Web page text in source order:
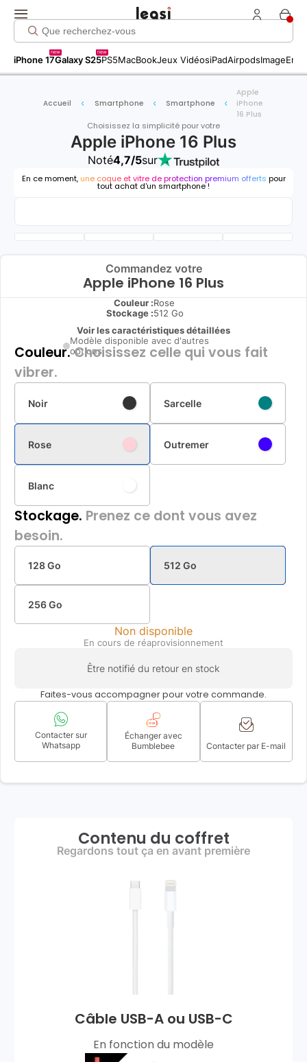
iPhone 17
new
Galaxy S25
new
PS5MacBookJeux VidéosiPadAirpodsImage
Accueil Smartphone Smartphone
Apple
iPhone
16 Plus
Choisissez la simplicité pour votre
Apple iPhone 16 Plus
Noté4,7/5sur
En ce moment, une coque et vitre de protection premium offerts pour
tout achat d'un smartphone !
Commandez votre
Apple iPhone 16 Plus
Couleur :Rose
Stockage :512 Go
Voir les caractéristiques détaillées
Modèle disponible avec d'autres
options
Couleur.Choisissez celle qui vous fait
vibrer.
Noir Sarcelle
Rose Outremer
Blanc
Stockage. Prenez ce dont vous avez
besoin.
128 Go 512 Go
256 Go
Non disponible
En cours de réaprovisionnement
Être notifié du retour en stock
Faites-vous accompagner pour votre commande.
Contacter sur
Whatsapp
Échanger avec
Bumblebee
Contacter par E-mail
Contenu du coffret
Regardons tout ça en avant première
Câble USB-A ou USB-C
En fonction du modèle